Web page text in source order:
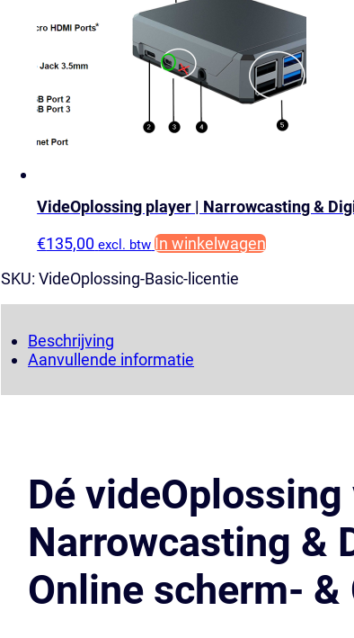
VideOplossing player | Narrowcasting &
€135,00 excl. btw In winkelwagen
SKU:VideOplossing-Basic-licentie
Beschrijving
Aanvullende informatie
Dé
Narrowcasting &
Online scherm-